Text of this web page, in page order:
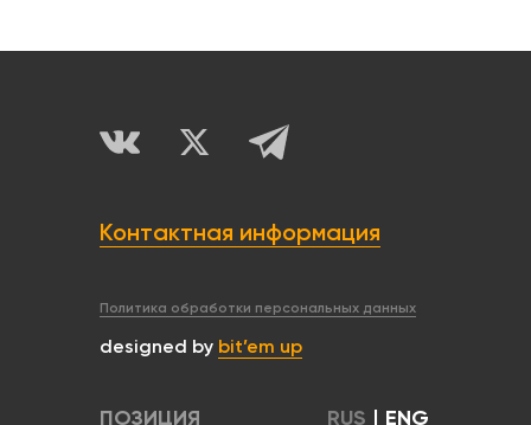
Контактная информация
Политика обработки персональных данных
designed by bit’em up
ПОЗИЦИЯ RUS | ENG